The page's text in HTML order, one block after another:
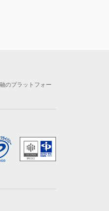
のプラットフォー